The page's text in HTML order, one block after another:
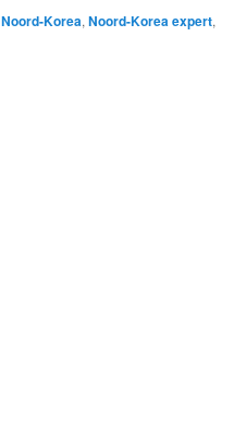
Noord-Korea, Noord-Korea expert,